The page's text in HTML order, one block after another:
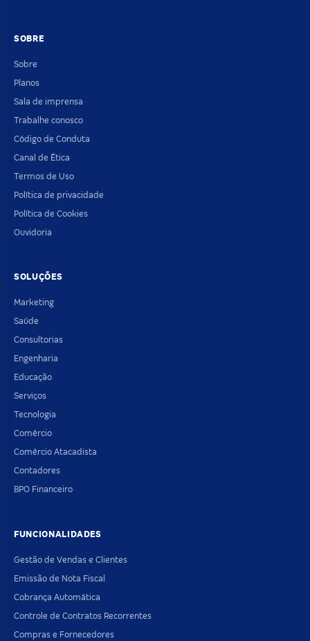
SOBRE
Sobre
Planos
Sala de imprensa
Trabalhe conosco
Código de Conduta
Canal de Ética
Termos de Uso
Política de privacidade
Política de Cookies
Ouvidoria
SOLUÇÕES
Marketing
Saúde
Consultorias
Engenharia
Educação
Serviços
Tecnologia
Comércio
Comércio Atacadista
Contadores
BPO Financeiro
FUNCIONALIDADES
Gestão de Vendas e Clientes
Emissão de Nota Fiscal
Cobrança Automática
Controle de Contratos Recorrentes
Compras e Fornecedores